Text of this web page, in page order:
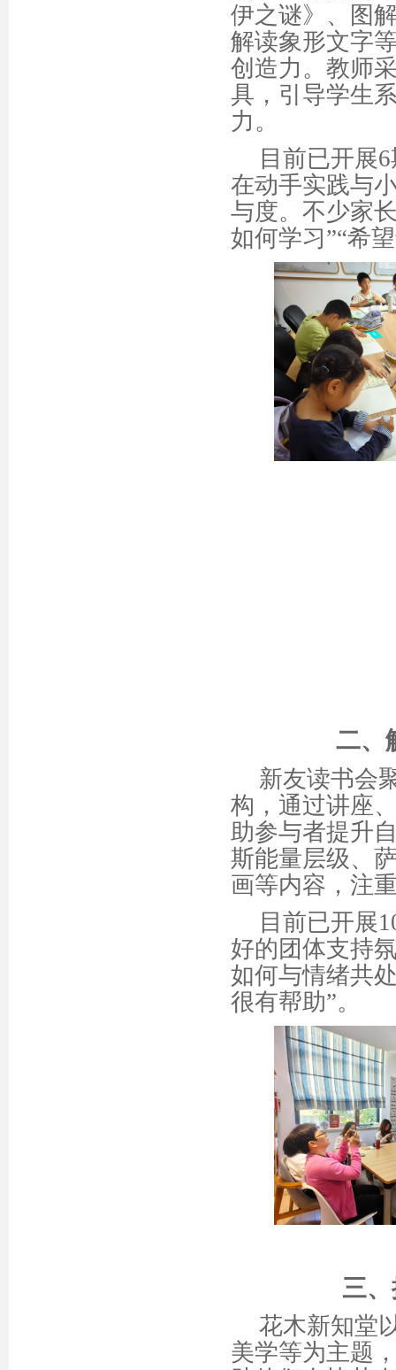
伊之谜》、图
解读象形文字
创造力。教师
具，引导学生
力。
目前已开展
在动手实践与
与度。不少家
如何学习”“希
二、
新友读书会
构，通过讲座
助参与者提升
斯能量层级、
画等内容，注
目前已开展
好的团体支持
如何与情绪共
很有帮助”。
三
花木新知堂
美学等为主题